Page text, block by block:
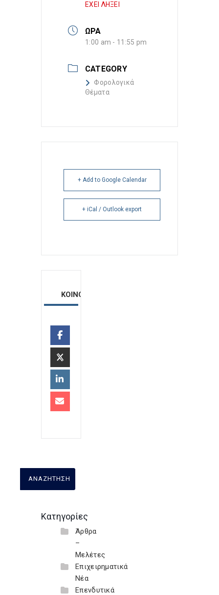
ΕΧΕΙ ΛΗΞΕΙ
ΩΡΑ
1:00 am - 11:55 pm
CATEGORY
Φορολογικά
Θέματα
+ Add to Google Calendar
+ iCal / Outlook export
ΚΟΙΝΟΠΟΙΗΣΗ
Κατηγορίες
Άρθρα
–
Μελέτες
Επιχειρηματικά
Νέα
Επενδυτικά